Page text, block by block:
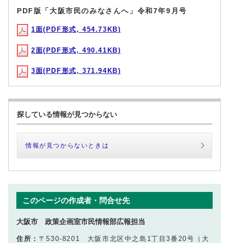
PDF版「大阪市民のみなさんへ」令和7年9月号
1面(PDF形式, 454.73KB)
2面(PDF形式, 490.41KB)
3面(PDF形式, 371.94KB)
探している情報が見つからない
情報が見つからないときは
このページの作成者・問合せ先
大阪市 政策企画室市民情報部広報担当
住所： 〒530-8201 大阪市北区中之島1丁目3番20号（大